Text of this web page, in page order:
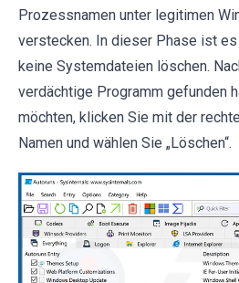
Prozessnamen unter legitimen
verstecken. In dieser Phase ist
keine Systemdateien löschen.
verdächtige Programm gefunden
möchten, klicken Sie mit der
Namen und wählen Sie „Löschen“.